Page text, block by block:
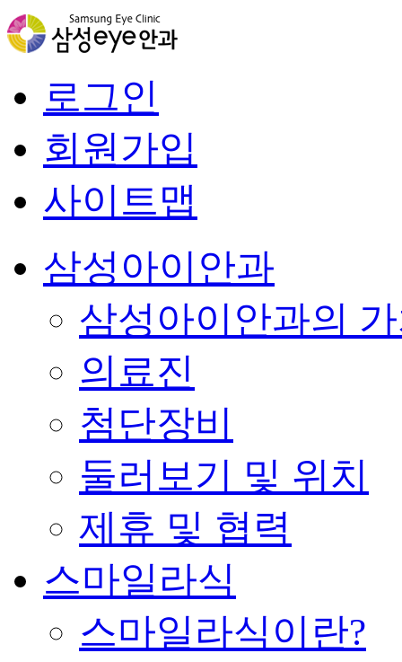
로그인
회원가입
사이트맵
삼성아이안과
삼성아이안과의
의료진
첨단장비
둘러보기 및 위치
제휴 및 협력
스마일라식
스마일라식이란?